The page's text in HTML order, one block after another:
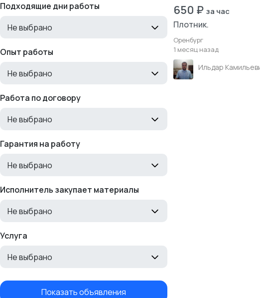
Подходящие дни работы
Не выбрано
Опыт работы
Не выбрано
Работа по договору
Не выбрано
Гарантия на работу
Не выбрано
Исполнитель закупает материалы
Не выбрано
Услуга
Не выбрано
Показать объявления
650 ₽ за час
Плотник.
Оренбург
1 месяц назад